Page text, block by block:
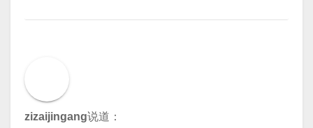
zizaijingang说道：